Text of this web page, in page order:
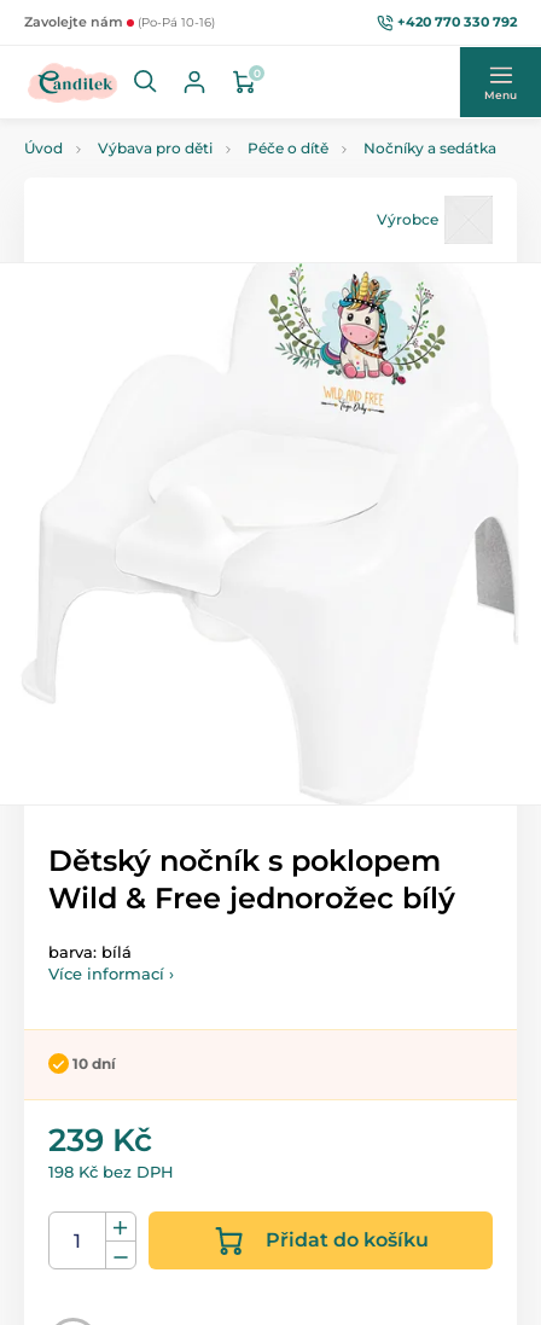
Zavolejte nám (Po-Pá 10-16) +420 770 330 792
0
Menu
Úvod Výbava pro děti Péče o dítě Nočníky a sedátka
Výrobce
Dětský nočník s poklopem
Wild & Free jednorožec bílý
barva: bílá
Více informací ›
10 dní
239 Kč
198 Kč bez DPH
Přidat do košíku